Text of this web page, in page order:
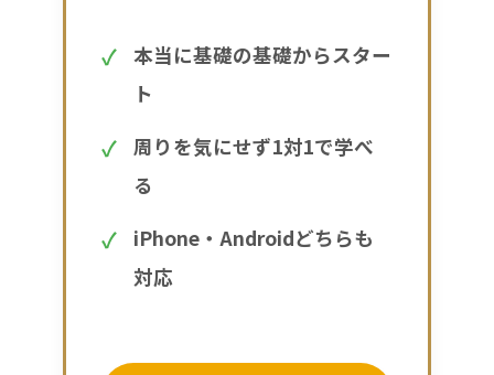
本当に基礎の基礎からスター
ト
周りを気にせず1対1で学べ
る
iPhone・Androidどちらも
対応